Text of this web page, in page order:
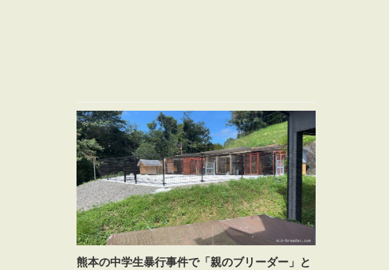
熊本の中学生暴行事件で「親のブリーダー」と